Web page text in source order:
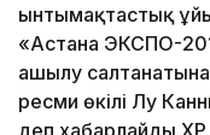
ынтымақтастық
«Астана ЭКСПО-
ашылу
ресми өкілі Лу